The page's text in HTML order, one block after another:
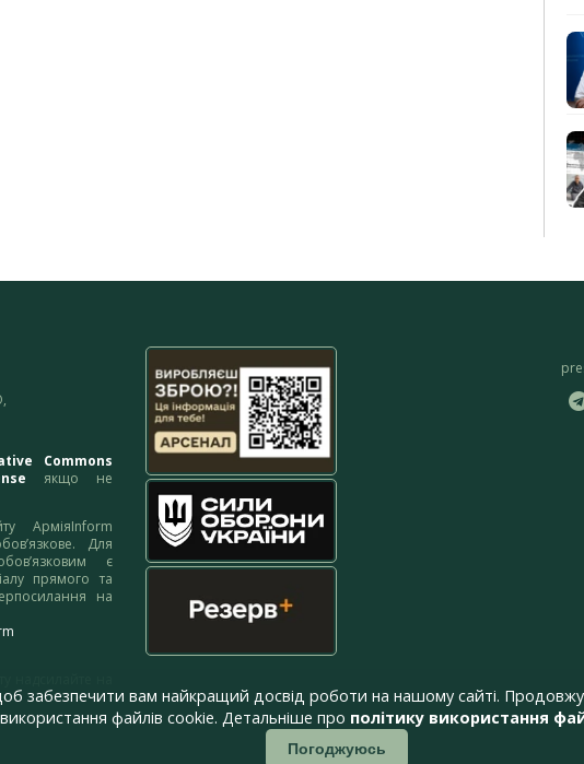
Commons
якщо не
АрміяInform
Для
є
прямого та
на
забезпечити вам найкращий досвід роботи на нашому сайті.
використання файлів cookie. Детальніше про політику використання
Погоджуюсь